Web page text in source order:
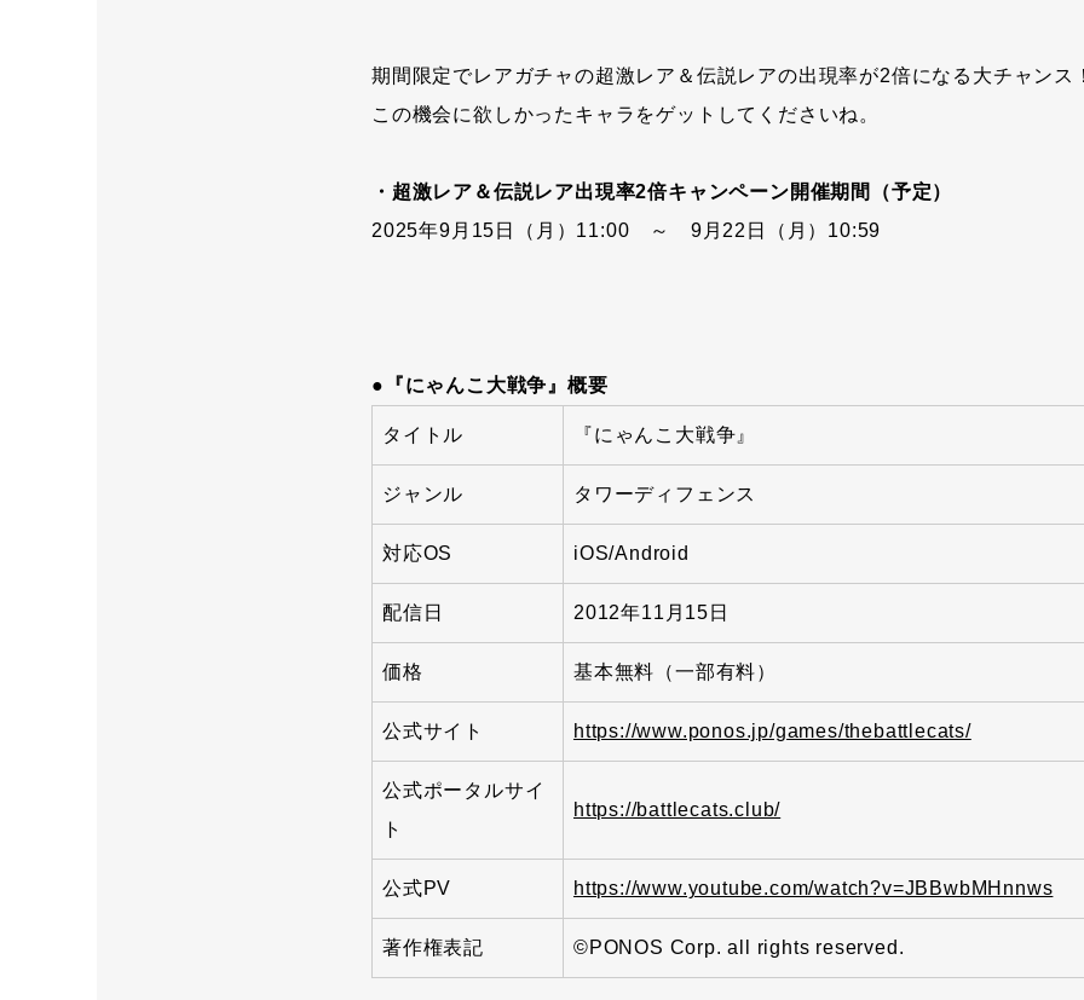
期間限定でレアガチャの超激レア＆伝説レアの出現率が2倍になる大チャンス
この機会に欲しかったキャラをゲットしてくださいね。
・超激レア＆伝説レア出現率2倍キャンペーン開催期間（予定）
2025年9月15日（月）11:00 ～ 9月22日（月）10:59
●『にゃんこ大戦争』概要
タイトル 『にゃんこ大戦争』
ジャンル タワーディフェンス
対応OS iOS/Android
配信日 2012年11月15日
価格 基本無料（一部有料）
公式サイト https://www.ponos.jp/games/thebattlecats/
公式ポータルサイ
ト
https://battlecats.club/
公式PV https://www.youtube.com/watch?v=JBBwbMHnnws
著作権表記 ©PONOS Corp. all rights reserved.